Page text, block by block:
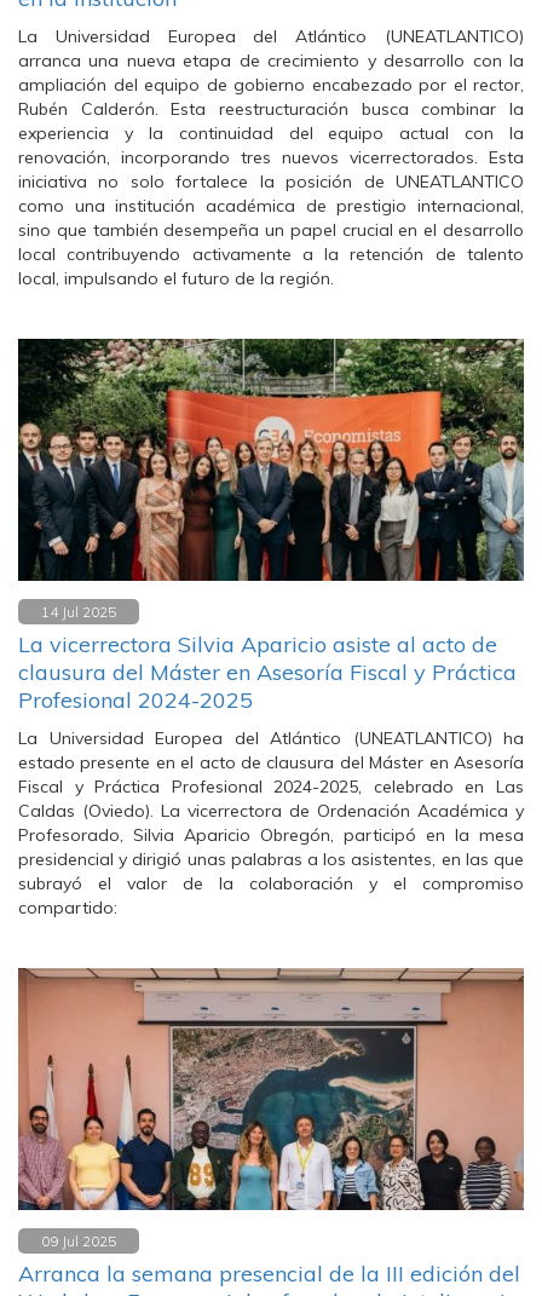
La Universidad Europea del Atlántico (UNEATLANTICO)
arranca una nueva etapa de crecimiento y desarrollo con la
ampliación del equipo de gobierno encabezado por el rector,
Rubén Calderón. Esta reestructuración busca combinar la
experiencia y la continuidad del equipo actual con la
renovación, incorporando tres nuevos vicerrectorados. Esta
iniciativa no solo fortalece la posición de UNEATLANTICO
como una institución académica de prestigio internacional,
sino que también desempeña un papel crucial en el desarrollo
local contribuyendo activamente a la retención de talento
local, impulsando el futuro de la región.
14 Jul 2025
La vicerrectora Silvia Aparicio asiste al acto de
clausura del Máster en Asesoría Fiscal y Práctica
Profesional 2024-2025
La Universidad Europea del Atlántico (UNEATLANTICO) ha
estado presente en el acto de clausura del Máster en Asesoría
Fiscal y Práctica Profesional 2024-2025, celebrado en Las
Caldas (Oviedo). La vicerrectora de Ordenación Académica y
Profesorado, Silvia Aparicio Obregón, participó en la mesa
presidencial y dirigió unas palabras a los asistentes, en las que
subrayó el valor de la colaboración y el compromiso
compartido:
09 Jul 2025
Arranca la semana presencial de la III edición del